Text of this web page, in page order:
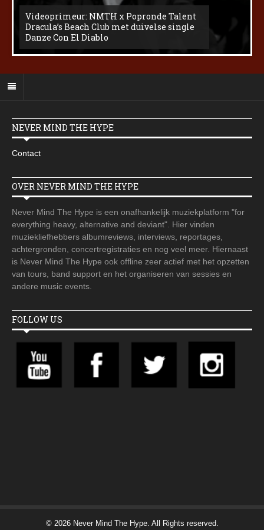
Videoprimeur: NMTH x Popronde Talent
Dracula’s Beach Club met duivelse single
Danze Con El Diablo
NEVER MIND THE HYPE
Contact
OVER NEVER MIND THE HYPE
Never Mind The Hype is een onafhankelijk muziekplatform "for
everything heavy, alternative and deviant". Hier vinden
muziekliefhebbers albumreviews, interviews, reportages,
achtergronden, concertregistraties en nog veel meer. Hiernaast
is Never Mind The Hype ook offline zeer actief met het opzetten
van tours, band support en het organiseren van sessies en
andere music events.
FOLLOW US
© 2026 Never Mind The Hype. All Rights reserved.